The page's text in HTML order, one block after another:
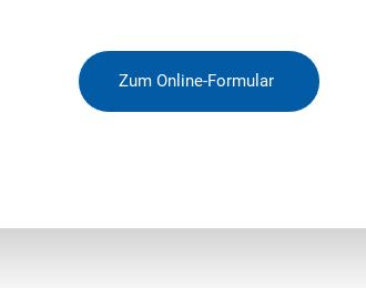
Zum Online-Formular